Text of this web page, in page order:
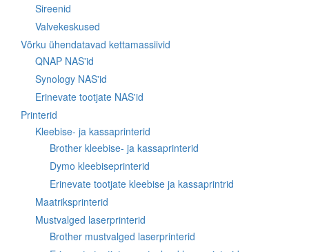
Sireenid
Valvekeskused
Võrku ühendatavad kettamassiivid
QNAP NAS'id
Synology NAS'id
Erinevate tootjate NAS'id
Printerid
Kleebise- ja kassaprinterid
Brother kleebise- ja kassaprinterid
Dymo kleebiseprinterid
Erinevate tootjate kleebise ja kassaprintrid
Maatriksprinterid
Mustvalged laserprinterid
Brother mustvalged laserprinterid